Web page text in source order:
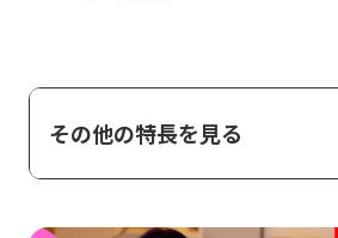
その他の特長を見る